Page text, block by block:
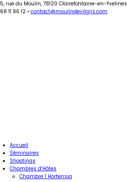
5, rue du Moulin, 78120 Clairefontaine-en-Yvelines
68 11 96 12 • contact@moulindevilgris.com
Accueil
Séminaires
Shootings
Chambres d’Hôtes
Chambre 1 Hortensia